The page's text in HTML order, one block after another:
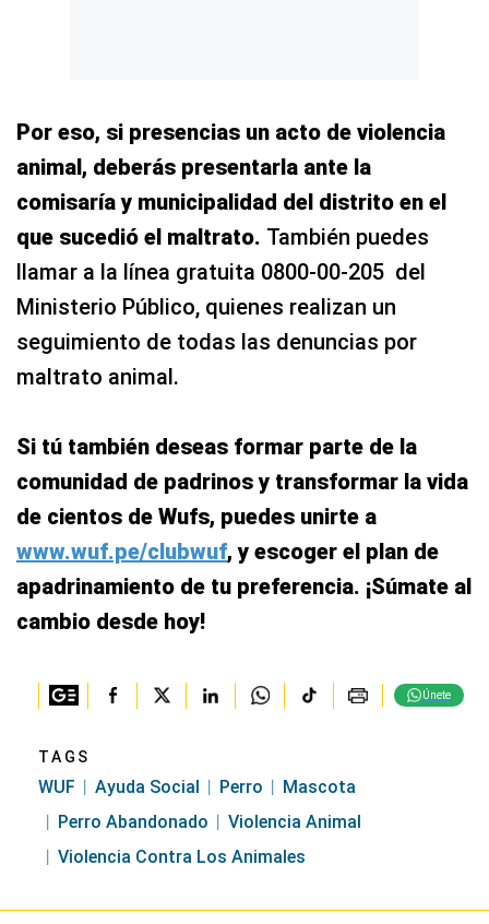
Por eso, si presencias un acto de violencia
animal, deberás presentarla ante la
comisaría y municipalidad del distrito en el
que sucedió el maltrato. También puedes
llamar a la línea gratuita 0800-00-205 del
Ministerio Público, quienes realizan un
seguimiento de todas las denuncias por
maltrato animal.
Si tú también deseas formar parte de la
comunidad de padrinos y transformar la vida
de cientos de Wufs, puedes unirte a
www.wuf.pe/clubwuf, y escoger el plan de
apadrinamiento de tu preferencia. ¡Súmate al
cambio desde hoy!
Únete
TAGS
WUF Ayuda Social Perro
Mascota
Perro Abandonado
Violencia Animal
Violencia Contra Los Animales